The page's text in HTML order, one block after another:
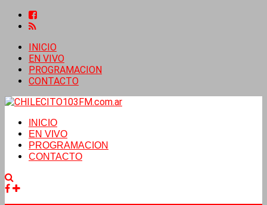
INICIO
EN VIVO
PROGRAMACION
CONTACTO
INICIO
EN VIVO
PROGRAMACION
CONTACTO